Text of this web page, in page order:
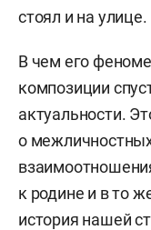
стоял и на улице.
В чем его
композиции
актуальности.
о
к родине и в то
история нашей